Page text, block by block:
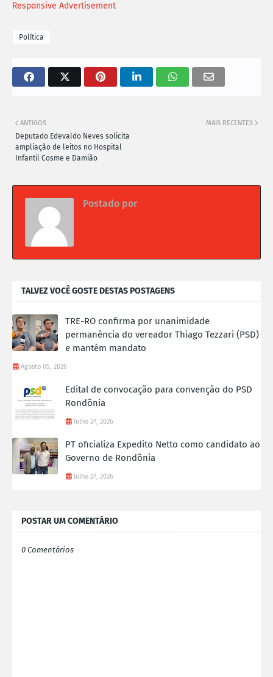
Responsive Advertisement
Política
MAIS RECENTES
ANTIGOS
Deputado Edevaldo Neves solicita
ampliação de leitos no Hospital
Infantil Cosme e Damião
Postado por
TALVEZ VOCÊ GOSTE DESTAS POSTAGENS
TRE-RO confirma por unanimidade
permanência do vereador Thiago Tezzari (PSD)
e mantém mandato
Agosto 05, 2026
Edital de convocação para convenção do PSD
Rondônia
Julho 27, 2026
PT oficializa Expedito Netto como candidato ao
Governo de Rondônia
Julho 27, 2026
POSTAR UM COMENTÁRIO
0 Comentários